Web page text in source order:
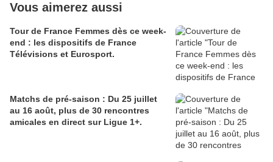
Vous aimerez aussi
Tour de France Femmes dès ce week-
end : les dispositifs de France
Télévisions et Eurosport.
Matchs de pré-saison : Du 25 juillet
au 16 août, plus de 30 rencontres
amicales en direct sur Ligue 1+.